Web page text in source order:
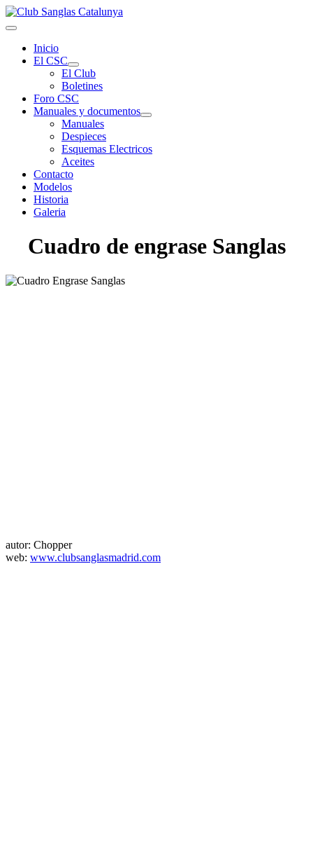
Inicio
El CSC
El Club
Boletines
Foro CSC
Manuales y documentos
Manuales
Despieces
Esquemas Electricos
Aceites
Contacto
Modelos
Historia
Galeria
Cuadro de engrase Sanglas
autor: Chopper
web: www.clubsanglasmadrid.com